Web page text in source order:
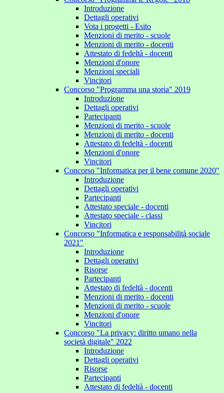
Introduzione
Dettagli operativi
Vota i progetti - Esito
Menzioni di merito - scuole
Menzioni di merito - docenti
Attestato di fedeltà - docenti
Menzioni d'onore
Menzioni speciali
Vincitori
Concorso "Programma una storia" 2019
Introduzione
Dettagli operativi
Partecipanti
Menzioni di merito - scuole
Menzioni di merito - docenti
Attestato di fedeltà - docenti
Menzioni d'onore
Vincitori
Concorso "Informatica per il bene comune 2020"
Introduzione
Dettagli operativi
Partecipanti
Attestato speciale - docenti
Attestato speciale - classi
Vincitori
Concorso "Informatica e responsabilità sociale
2021"
Introduzione
Dettagli operativi
Risorse
Partecipanti
Attestato di fedeltà - docenti
Menzioni di merito - docenti
Menzioni di merito - scuole
Menzioni d'onore
Vincitori
Concorso "La privacy: diritto umano nella
società digitale" 2022
Introduzione
Dettagli operativi
Risorse
Partecipanti
Attestato di fedeltà - docenti